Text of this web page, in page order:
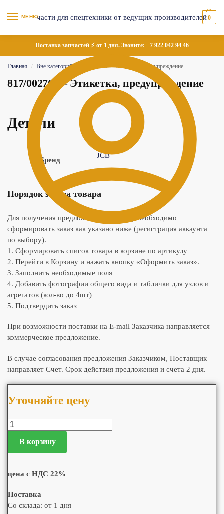
МЕНЮ 0
Поставка запчастей ⚡ от 1 дня. Звоните: +7 922 042 94 46
Главная / Вне категорий 817/00276 — Этикетка, предупреждение
817/00276 — Этикетка, предупреждение
Детали
Бренд
JCB
Порядок заказа товара
Для получения предложения по товару необходимо
сформировать заказ как указано ниже (регистрация аккаунта
по выбору).
1. Сформировать список товара в корзине по артикулу
2. Перейти в Корзину и нажать кнопку «Оформить заказ».
3. Заполнить необходимые поля
4. Добавить фотографии общего вида и таблички для узлов и
агрегатов (кол-во до 4шт)
5. Подтвердить заказ
При возможности поставки на E-mail Заказчика направляется
коммерческое предложение.
В случае согласования предложения Заказчиком, Поставщик
направляет Счет. Срок действия предложения и счета 2 дня.
Уточняйте цену
В корзину
цена с НДС 22%
Поставка
Со склада: от 1 дня